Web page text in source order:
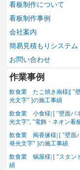
看板制作について
看板制作事例
会社案内
簡易見積もりシステム
お問い合わせ
作業事例
飲食業 たこ焼き南様|[ "
光文字" ]の施工事績
飲食業 小食様| [ "壁面パ
光文字", "電飾・ネオン看
飲食業 闽香缘様| [ "壁面
発光文字" ]の施工事績
飲食業 锅屋様| [ "スタン
績